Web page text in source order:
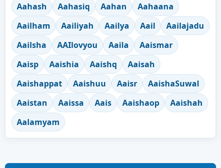
Aahash
Aahasiq Aahan
Aahaana
Aailham
Aailiyah Aailya Aail
Aailajadu
Aailsha
AAIlovyou Aaila
Aaismar
Aaisp
Aaishia Aaishq
Aaisah
Aaishappat
Aaishuu Aaisr
AaishaSuwal
Aaistan
Aaissa Aais Aaishaop
Aaishah
Aalamyam